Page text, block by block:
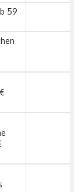
59